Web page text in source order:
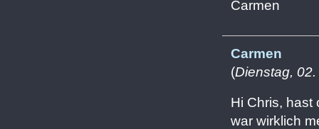
Carmen
Carmen
(Dienstag,
Hi Chris, hast
war wirklich